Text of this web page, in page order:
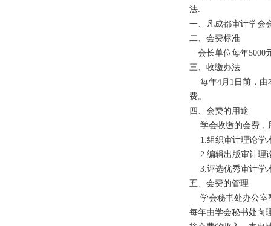
法:
一、凡成都审计学会
二、会费标准
会长单位每年5000
三、收缴办法
每年4月1日前，由
费。
四、会费的用途
学会收缴的会费，
1.组织审计理论学
2.编辑出版审计理
3.评选优秀审计学
五、会费的管理
学会秘书处办公室
每年由学会秘书处向